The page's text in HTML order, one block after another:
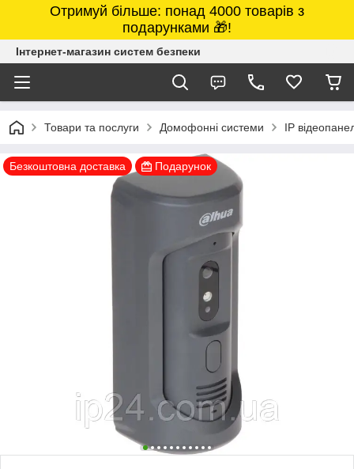
Отримуй більше: понад 4000 товарів з
подарунками 🎁!
Інтернет-магазин систем безпеки
Товари та послуги Домофонні системи IP
Безкоштовна доставка Подарунок